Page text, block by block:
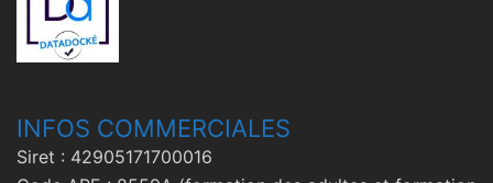
INFOS COMMERCIALES
Siret : 42905171700016